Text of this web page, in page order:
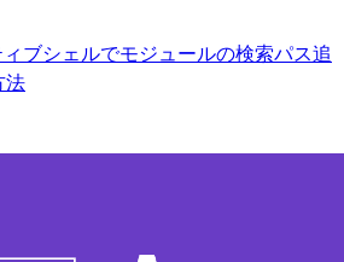
ブシェルでモジュールの検索パス追
法